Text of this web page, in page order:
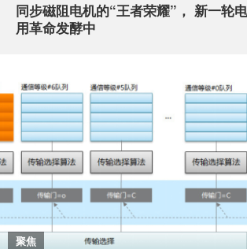
同步磁阻电机的“王者荣耀”， 新一轮
用革命发酵中
聚焦